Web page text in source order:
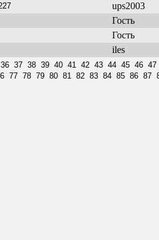
ups2003
Гость
Гость
iles
36 37 38 39 40 41 42 43 44 45 46 47
77 78 79 80 81 82 83 84 85 86 87